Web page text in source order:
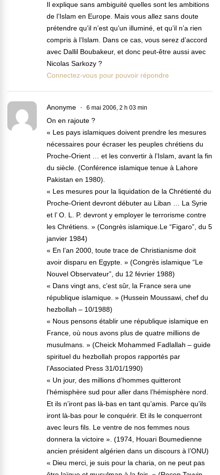
Il explique sans ambiguité quelles sont les ambitions
de l’Islam en Europe. Mais vous allez sans doute
prétendre qu’il n’est qu’un illuminé, et qu’il n’a rien
compris à l’Islam. Dans ce cas, vous serez d’accord
avec Dallil Boubakeur, et donc peut-être aussi avec
Nicolas Sarkozy ?
Connectez-vous pour pouvoir répondre
Anonyme 6 mai 2006, 2 h 03 min
On en rajoute ?
« Les pays islamiques doivent prendre les mesures
nécessaires pour écraser les peuples chrétiens du
Proche-Orient … et les convertir à l’Islam, avant la fin
du siècle. (Conférence islamique tenue à Lahore
Pakistan en 1980).
« Les mesures pour la liquidation de la Chrétienté du
Proche-Orient devront débuter au Liban … La Syrie
et l’ O. L. P. devront y employer le terrorisme contre
les Chrétiens. » (Congrès islamique.Le “Figaro”, du 5
janvier 1984)
« En l’an 2000, toute trace de Christianisme doit
avoir disparu en Egypte. » (Congrès islamique “Le
Nouvel Observateur”, du 12 février 1988)
« Dans vingt ans, c’est sûr, la France sera une
république islamique. » (Hussein Moussawi, chef du
hezbollah – 10/1988)
« Nous pensons établir une république islamique en
France, où nous avons plus de quatre millions de
musulmans. » (Cheick Mohammed Fadlallah – guide
spirituel du hezbollah propos rapportés par
l’Associated Press 31/01/1990)
« Un jour, des millions d’hommes quitteront
l’hémisphère sud pour aller dans l’hémisphère nord.
Et ils n’iront pas là-bas en tant qu’amis. Parce qu’ils
iront là-bas pour le conquérir. Et ils le conquerront
avec leurs fils. Le ventre de nos femmes nous
donnera la victoire ». (1974, Houari Boumedienne
ancien président algérien dans un discours à l’ONU)
« Dieu merci, je suis pour la charia, on ne peut pas